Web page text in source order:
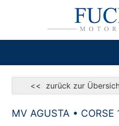
<< zurück zur
MV AGUSTA • CORSE